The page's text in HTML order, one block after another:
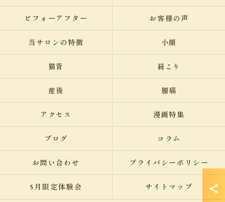
ビフォーアフター お客様の声
当サロンの特徴 小顔
猫背 肩こり
産後 腰痛
アクセス 漫画特集
ブログ コラム
お問い合わせ プライバシーポリシー
5月限定体験会 サイトマップ